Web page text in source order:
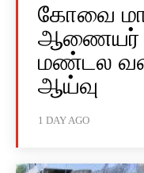
கோவை
ஆணையர்
மண்டல
ஆய்வு
1 DAY AGO